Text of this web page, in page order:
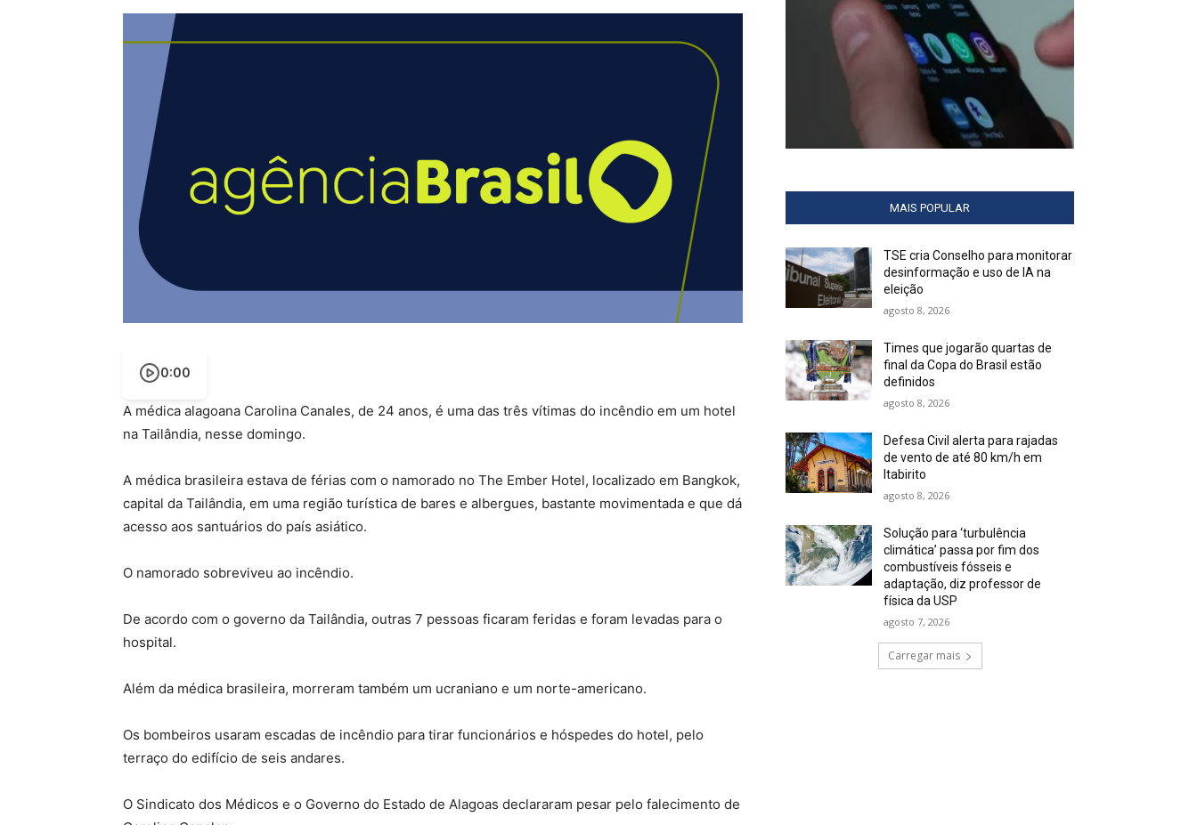
0:00
A médica alagoana Carolina Canales, de 24 anos, é uma das três vítimas do incêndio em um hotel
na Tailândia, nesse domingo.
A médica brasileira estava de férias com o namorado no The Ember Hotel, localizado em Bangkok,
capital da Tailândia, em uma região turística de bares e albergues, bastante movimentada e que dá
acesso aos santuários do país asiático.
O namorado sobreviveu ao incêndio.
De acordo com o governo da Tailândia, outras 7 pessoas ficaram feridas e foram levadas para o
hospital.
Além da médica brasileira, morreram também um ucraniano e um norte-americano.
Os bombeiros usaram escadas de incêndio para tirar funcionários e hóspedes do hotel, pelo
terraço do edifício de seis andares.
O Sindicato dos Médicos e o Governo do Estado de Alagoas declararam pesar pelo falecimento de
MAIS POPULAR
TSE cria Conselho para monitorar
desinformação e uso de IA na
eleição
agosto 8, 2026
Times que jogarão quartas de
final da Copa do Brasil estão
definidos
agosto 8, 2026
Defesa Civil alerta para rajadas
de vento de até 80 km/h em
Itabirito
agosto 8, 2026
Solução para ‘turbulência
climática’ passa por fim dos
combustíveis fósseis e
adaptação, diz professor de
física da USP
agosto 7, 2026
Carregar mais